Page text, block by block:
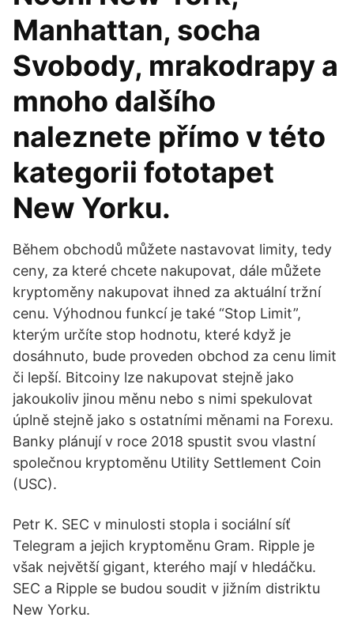
Manhattan, socha
Svobody, mrakodrapy a
mnoho dalšího
naleznete přímo v této
kategorii fototapet
New Yorku.
Během obchodů můžete nastavovat limity, tedy
ceny, za které chcete nakupovat, dále můžete
kryptoměny nakupovat ihned za aktuální tržní
cenu. Výhodnou funkcí je také “Stop Limit”,
kterým určíte stop hodnotu, které když je
dosáhnuto, bude proveden obchod za cenu limit
či lepší. Bitcoiny lze nakupovat stejně jako
jakoukoliv jinou měnu nebo s nimi spekulovat
úplně stejně jako s ostatními měnami na Forexu.
Banky plánují v roce 2018 spustit svou vlastní
společnou kryptoměnu Utility Settlement Coin
(USC).
Petr K. SEC v minulosti stopla i sociální síť
Telegram a jejich kryptoměnu Gram. Ripple je
však největší gigant, kterého mají v hledáčku.
SEC a Ripple se budou soudit v jižním distriktu
New Yorku.